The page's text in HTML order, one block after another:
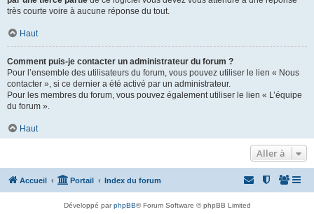
très courte voire à aucune réponse du tout.
Haut
Comment puis-je contacter un administrateur du forum ?
Pour l’ensemble des utilisateurs du forum, vous pouvez utiliser le lien « Nous
contacter », si ce dernier a été activé par un administrateur.
Pour les membres du forum, vous pouvez également utiliser le lien « L’équipe
du forum ».
Haut
Aller à
Accueil Portail Index du forum
Développé parphpBB® Forum Software © phpBB Limited